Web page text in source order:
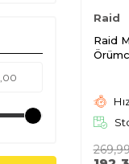
Raid
Raid